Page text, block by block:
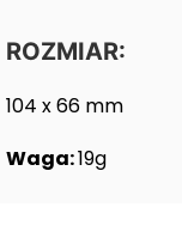
ROZMIAR:
104 x 66 mm
Waga:19g